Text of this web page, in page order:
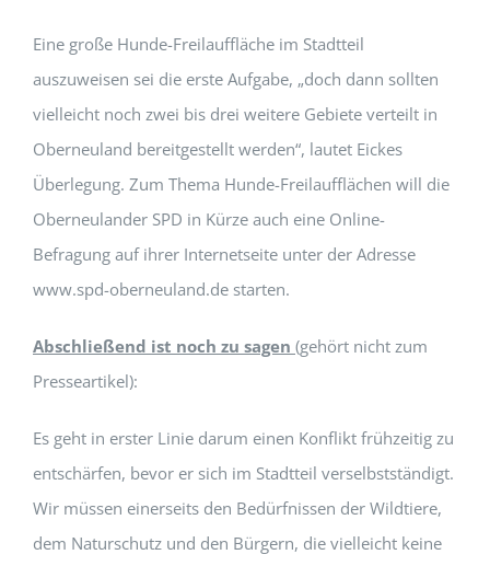
Eine große Hunde-Freilauffläche im Stadtteil
auszuweisen sei die erste Aufgabe, „doch dann sollten
vielleicht noch zwei bis drei weitere Gebiete verteilt in
Oberneuland bereitgestellt werden“, lautet Eickes
Überlegung. Zum Thema Hunde-Freilaufflächen will die
Oberneulander SPD in Kürze auch eine Online-
Befragung auf ihrer Internetseite unter der Adresse
www.spd-oberneuland.de starten.
Abschließend ist noch zu sagen (gehört nicht zum
Presseartikel):
Es geht in erster Linie darum einen Konflikt frühzeitig zu
entschärfen, bevor er sich im Stadtteil verselbstständigt.
Wir müssen einerseits den Bedürfnissen der Wildtiere,
dem Naturschutz und den Bürgern, die vielleicht keine